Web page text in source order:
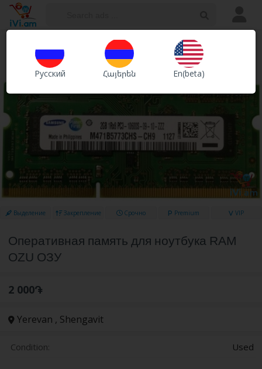
Русский Հայերեն En(beta)
Ads
Shops
Выделение Закрепление Срочно Premium VIP
Оперативная память для ноутбука RAM
OZU ОЗУ
2 000֏
Yerevan , Shengavit
Condition: Used